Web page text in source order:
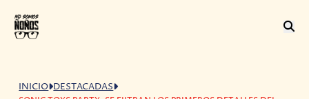
INICIO DESTACADAS